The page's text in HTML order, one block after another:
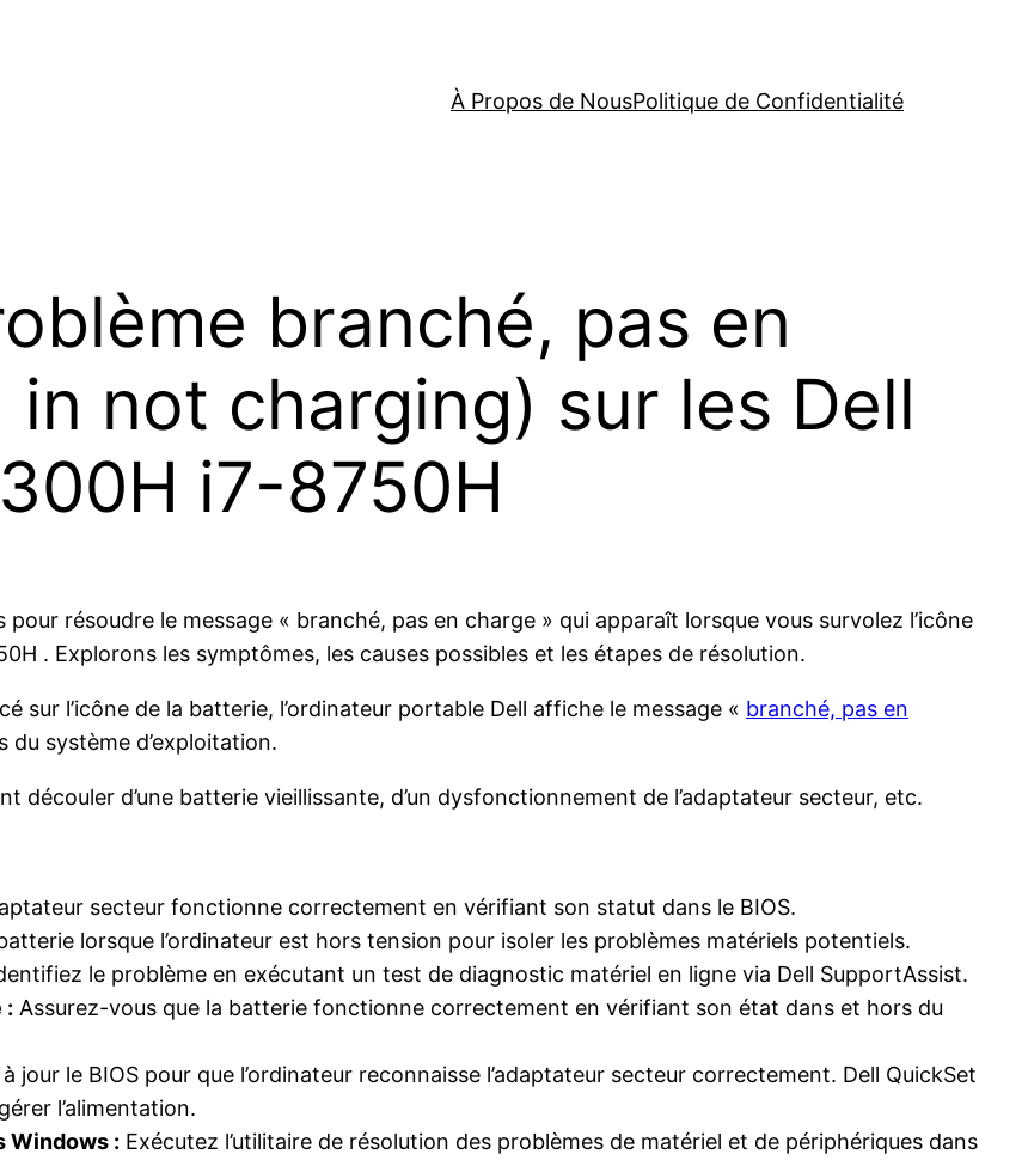
À Propos de NousPolitique de Confidentialité
branché, pas en
not charging) sur les Dell
i7-8750H
résoudre le message « branché, pas en charge » qui apparaît lorsque vous survolez l’icône
. Explorons les symptômes, les causes possibles et les étapes de résolution.
sur l’icône de la batterie, l’ordinateur portable Dell affiche le message « branché, pas en
système d’exploitation.
découler d’une batterie vieillissante, d’un dysfonctionnement de l’adaptateur secteur, etc.
secteur fonctionne correctement en vérifiant son statut dans le BIOS.
lorsque l’ordinateur est hors tension pour isoler les problèmes matériels potentiels.
le problème en exécutant un test de diagnostic matériel en ligne via Dell SupportAssist.
: Assurez-vous que la batterie fonctionne correctement en vérifiant son état dans et hors du
jour le BIOS pour que l’ordinateur reconnaisse l’adaptateur secteur correctement. Dell QuickSet
l’alimentation.
Windows : Exécutez l’utilitaire de résolution des problèmes de matériel et de périphériques dans